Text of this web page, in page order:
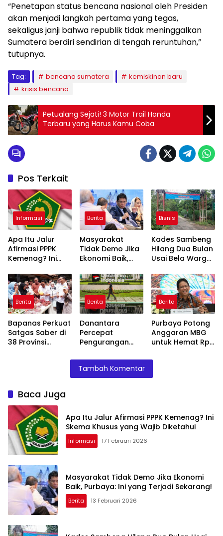
“Penetapan status bencana nasional oleh Presiden
akan menjadi langkah pertama yang tegas,
sekaligus janji bahwa republik tidak meninggalkan
Sumatera berdiri sendirian di tengah reruntuhan,”
tutupnya.
Tag: bencana sumatera
kemiskinan baru
krisis bencana
Petualang Sejati! 3 Motor Trail Honda
Terbaru yang Harus Kamu Coba
Pos Terkait
Informasi
Apa Itu Jalur
Afirmasi PPPK
Kemenag? Ini
yang Wajib
Diketahui
Berita
Masyarakat
Tidak Demo Jika
Ekonomi Baik,
Terjadi Sekarang!
Bisnis
Kades Sambeng
Hilang Dua Bulan
Usai Bela Warga
Berita
Bapanas Perkuat
Satgas Saber di
38 Provinsi
Berita
Danantara
Percepat
Pengurangan
Belasan Anak
Usaha TLKM dan
SMGR
Berita
Purbaya Potong
Anggaran MBG
untuk Hemat Rp
Dialihkan ke
Mendesak
Tambah Komentar
Baca Juga
Apa Itu Jalur Afirmasi PPPK Kemenag? Ini
Skema Khusus yang Wajib Diketahui
Informasi 17 Februari 2026
Masyarakat Tidak Demo Jika Ekonomi
Baik, Purbaya: Ini yang Terjadi Sekarang!
Berita 13 Februari 2026